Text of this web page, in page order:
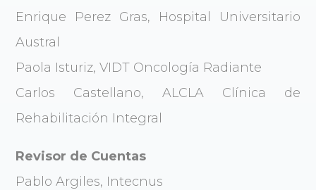
Enrique Perez Gras, Hospital Universitario
Austral
Paola Isturiz, VIDT Oncología Radiante
Carlos Castellano, ALCLA Clínica de
Rehabilitación Integral
Revisor de Cuentas
Pablo Argiles, Intecnus